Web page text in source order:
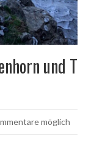
und T
möglich